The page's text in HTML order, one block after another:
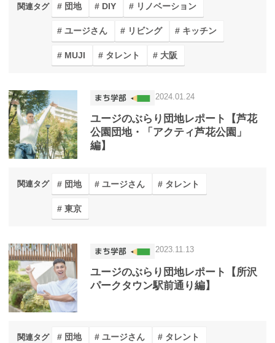
関連タグ 団地 DIY リノベーション
ユージさん リビング キッチン
MUJI タレント 大阪
ユージのぶらり団地レポート【芦花
公園団地・「アクティ芦花公園」
編】
2024.01.24
関連タグ 団地 ユージさん タレント
東京
ユージのぶらり団地レポート【所沢
パークタウン駅前通り編】
2023.11.13
関連タグ 団地 ユージさん タレント